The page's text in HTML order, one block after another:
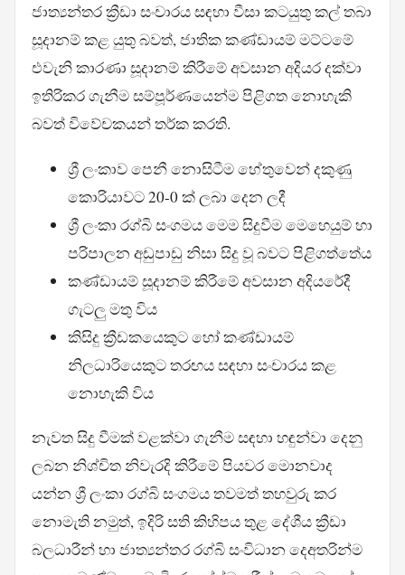
ජාත්‍යන්තර ක්‍රීඩා සංචාරය සඳහා වීසා කටයුතු කල් තබා
සූදානම් කළ යුතු බවත්, ජාතික කණ්ඩායම් මට්ටමේ
එවැනි කාරණා සූදානම් කිරීමේ අවසාන අදියර දක්වා
ඉතිරිකර ගැනීම සම්පූර්ණයෙන්ම පිළිගත නොහැකි
බවත් විවේචකයන් තර්ක කරති.
ශ්‍රී ලංකාව පෙනී නොසිටීම හේතුවෙන් දකුණු
කොරියාවට 20-0 ක් ලබා දෙන ලදී
ශ්‍රී ලංකා රග්බි සංගමය මෙම සිදුවීම මෙහෙයුම් හා
පරිපාලන අඩුපාඩු නිසා සිදු වූ බවට පිළිගත්තේය
කණ්ඩායම් සූදානම් කිරීමේ අවසාන අදියරේදී
ගැටලු මතු විය
කිසිදු ක්‍රීඩකයෙකුට හෝ කණ්ඩායම්
නිලධාරියෙකුට තරඟය සඳහා සංචාරය කළ
නොහැකි විය
නැවත සිදු වීමක් වළක්වා ගැනීම සඳහා හඳුන්වා දෙනු
ලබන නිශ්චිත නිවැරදි කිරීමේ පියවර මොනවාද
යන්න ශ්‍රී ලංකා රග්බි සංගමය තවමත් තහවුරු කර
නොමැති නමුත්, ඉදිරි සති කිහිපය තුළ දේශීය ක්‍රීඩා
බලධාරීන් හා ජාත්‍යන්තර රග්බි සංවිධාන දෙඅතරින්ම